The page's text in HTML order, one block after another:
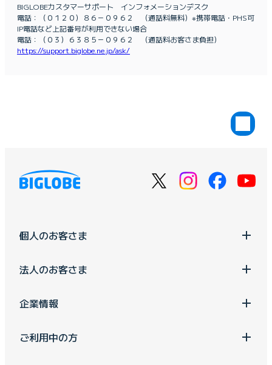
BIGLOBEカスタマーサポート インフォメーションデスク
電話：（０１２０）８６－０９６２ （通話料無料）※携帯電話・PHS可
IP電話など上記番号が利用できない場合
電話：（０３）６３８５－０９６２ （通話料お客さま負担）
https://support.biglobe.ne.jp/ask/
個人のお客さま
法人のお客さま
企業情報
ご利用中の方